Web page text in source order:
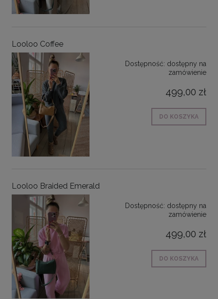
Looloo Coffee
Dostępność: dostępny na
zamówienie
499,00 zł
DO KOSZYKA
Looloo Braided Emerald
Dostępność: dostępny na
zamówienie
499,00 zł
DO KOSZYKA